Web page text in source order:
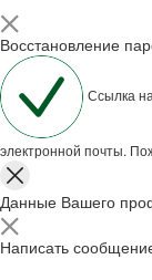
Восстановление
Ссылка
электронной почты.
Данные Вашего
Написать